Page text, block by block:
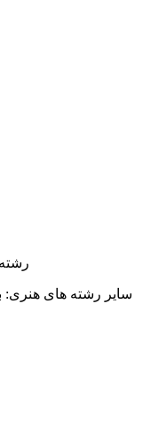
سایر رشته های هنری: